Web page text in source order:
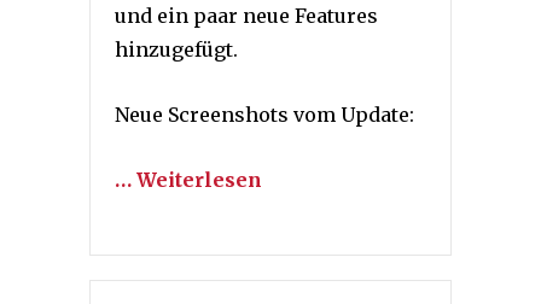
und ein paar neue Features
hinzugefügt.
Neue Screenshots vom Update:
… Weiterlesen